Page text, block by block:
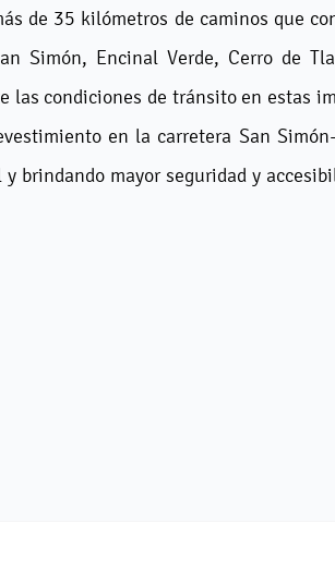
de 35 kilómetros de caminos que
Simón, Encinal Verde, Cerro de
las condiciones de tránsito en estas
en la carretera San
brindando mayor seguridad y